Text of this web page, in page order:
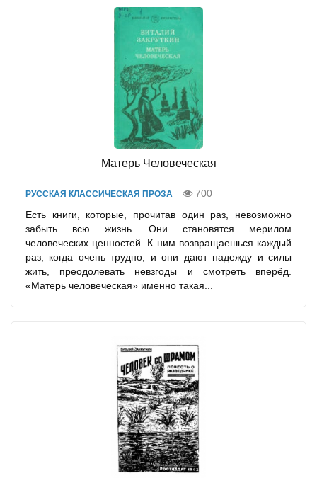
Матерь Человеческая
РУССКАЯ КЛАССИЧЕСКАЯ ПРОЗА
700
Есть книги, которые, прочитав один раз, невозможно
забыть всю жизнь. Они становятся мерилом
человеческих ценностей. К ним возвращаешься каждый
раз, когда очень трудно, и они дают надежду и силы
жить, преодолевать невзгоды и смотреть вперёд.
«Матерь человеческая» именно такая...